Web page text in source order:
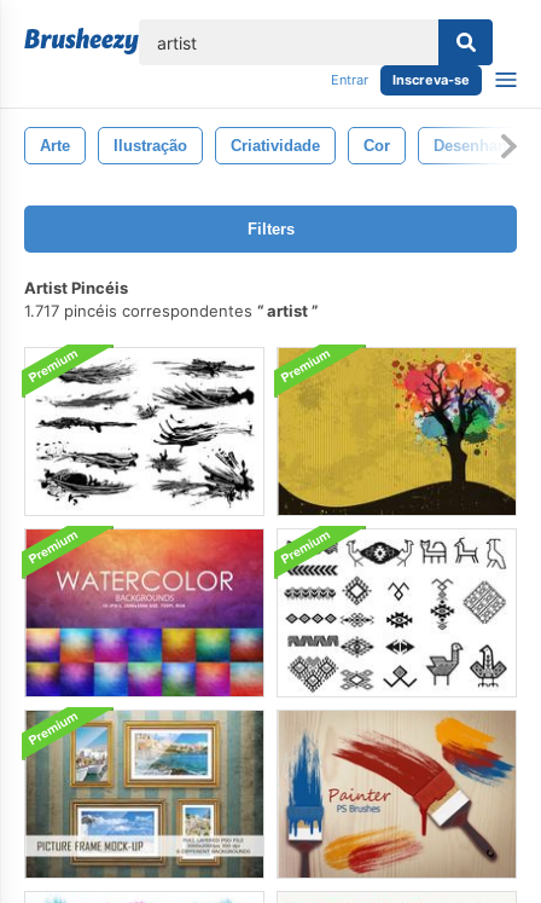
Entrar Inscreva-se
Arte Ilustração Criatividade Cor Desenhando
Filters
Artist Pincéis
1.717 pincéis correspondentes
artist